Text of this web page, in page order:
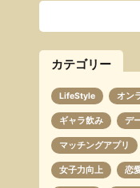
索
カテゴリー
LifeStyle オン
ギャラ飲み デ
マッチングアプリ
女子力向上 恋